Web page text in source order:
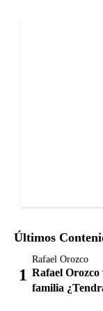
Últimos
Rafael Orozco
Rafael Orozco
familia